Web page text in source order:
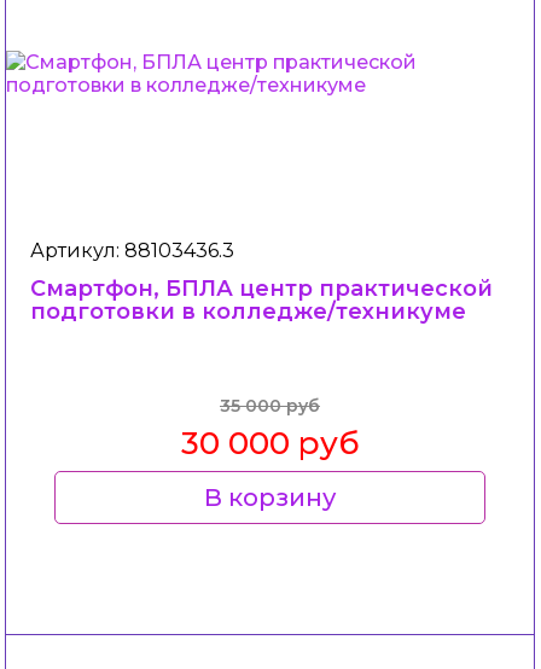
Артикул: 88103436.3
Смартфон, БПЛА центр практической
подготовки в колледже/техникуме
35 000 руб
30 000 руб
В корзину